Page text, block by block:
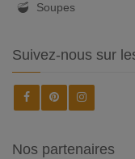
Soupes
Suivez-nous sur
Nos partenaires